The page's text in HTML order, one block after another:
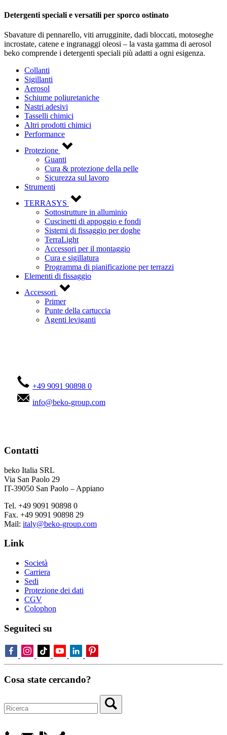
Detergenti speciali e versatili per sporco ostinato
Sbavature di pennarello, viti arrugginite, dadi bloccati, motoseghe
incrostate, catene e ingranaggi oleosi – la vasta gamma di aerosol
beko comprende i detergenti speciali più adatti a ogni esigenza.
Collanti
Sigillanti
Aerosol
Schiume poliuretaniche
Nastri adesivi
Tasselli chimici
Altri prodotti chimici
Performance
Protezione
Guanti
Cura & protezione della pelle
Sicurezza sul lavoro
Strumenti
TERRASYS
Sottostrutture in alluminio
Cuscinetti di appoggio e fondi
Sistemi di fissaggio per doghe
TerraLight
Accessori per il montaggio
Cura e sigillatura
Programma di pianificazione per terrazzi
Elementi di fissaggio
Accessori
Primer
Punte della cartuccia
Agenti leviganti
+49 9091 90898 0
info@beko-group.com
Contatti
beko Italia SRL
Via San Paolo 29
IT-39050 San Paolo – Appiano
Tel. +49 9091 90898 0
Fax. +49 9091 90898 29
Mail: italy@beko-group.com
Link
Società
Carriera
Sedi
Protezione dei dati
CGV
Colophon
Seguiteci su
Cosa state cercando?